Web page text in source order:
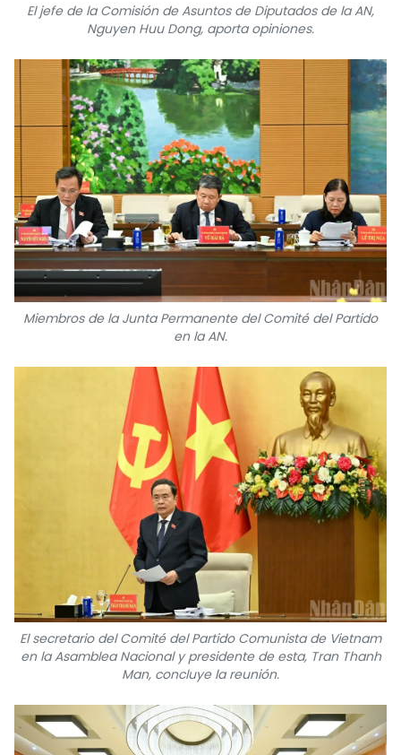
El jefe de la Comisión de Asuntos de Diputados de la AN,
Nguyen Huu Dong, aporta opiniones.
Miembros de la Junta Permanente del Comité del Partido
en la AN.
El secretario del Comité del Partido Comunista de Vietnam
en la Asamblea Nacional y presidente de esta, Tran Thanh
Man, concluye la reunión.